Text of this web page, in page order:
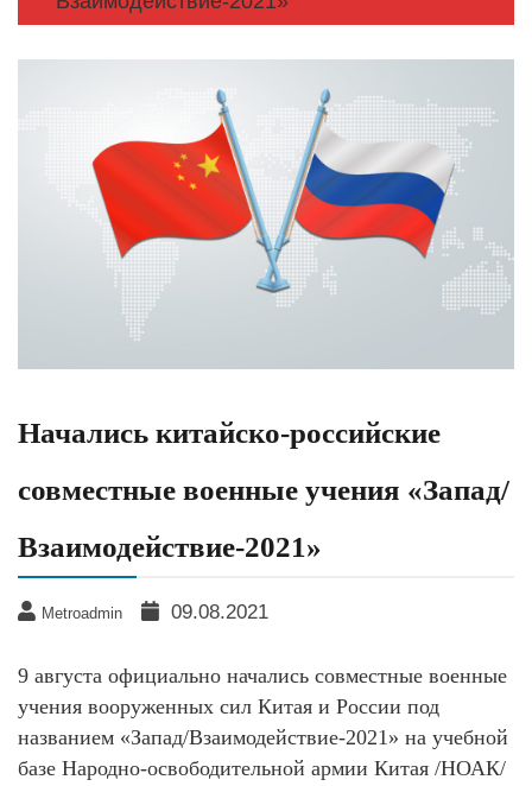
Начались китайско-российские
совместные военные учения «Запад/
Взаимодействие-2021»
Metroadmin 09.08.2021
9 августа официально начались совместные военные
учения вооруженных сил Китая и России под
названием «Запад/Взаимодействие-2021» на учебной
базе Народно-освободительной армии Китая /НОАК/